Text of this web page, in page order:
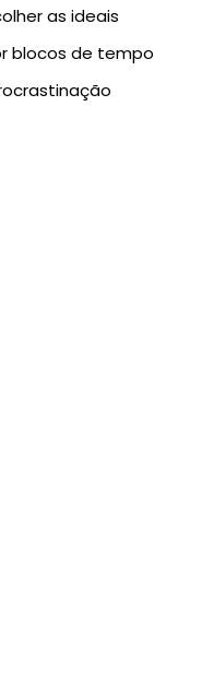
as ideais
blocos de tempo